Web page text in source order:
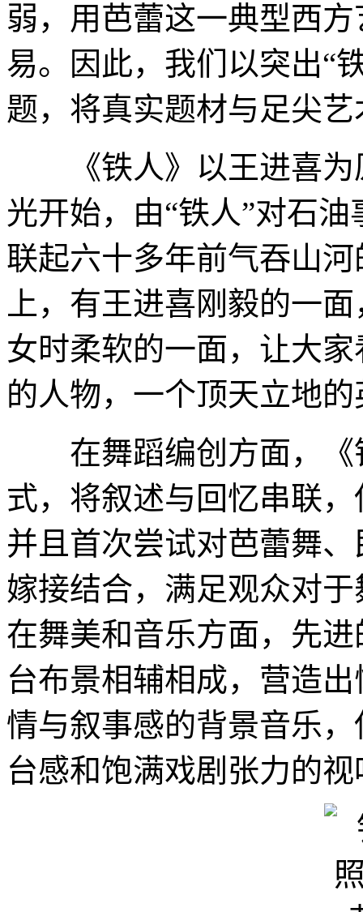
弱，用芭蕾这一典型西
易。因此，我们以突出“
题，将真实题材与足尖
《铁人》以王进喜为
光开始，由“铁人”对石
联起六十多年前气吞山
上，有王进喜刚毅的一
女时柔软的一面，让大
的人物，一个顶天立地
在舞蹈编创方面，《
式，将叙述与回忆串联
并且首次尝试对芭蕾舞
嫁接结合，满足观众对
在舞美和音乐方面，先
台布景相辅相成，营造
情与叙事感的背景音乐
台感和饱满戏剧张力的